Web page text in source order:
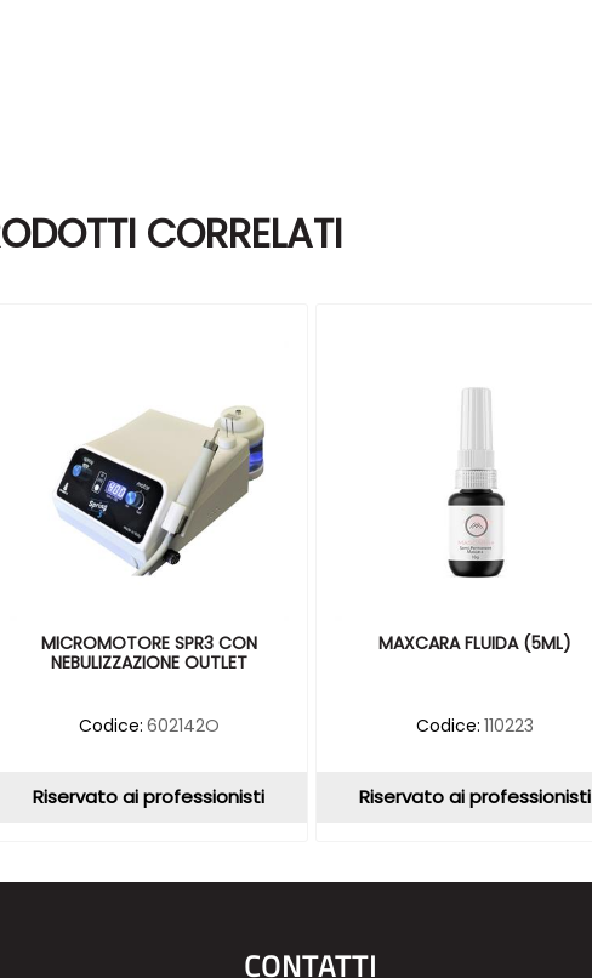
CORRELATI
MICROMOTORE SPR3 CON
NEBULIZZAZIONE OUTLET
Codice: 602142O
Riservato ai professionisti
MAXCARA FLUIDA (5ML)
Codice: 110223
Riservato ai professionisti
CONTATTI